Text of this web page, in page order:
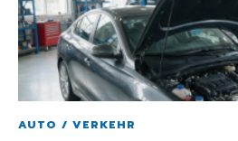
AUTO / VERKEHR